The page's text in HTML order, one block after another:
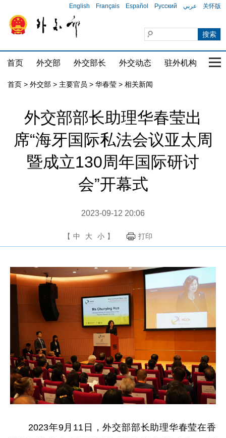
English Français Español Русский عربي 关怀版
首页 外交部 外交部长 外交动态 驻外机构 国
首页 > 外交部 > 主要官员 > 华春莹 > 相关新闻
外交部部长助理华春莹出
席“海牙国际私法会议亚太周
暨成立130周年国际研讨
会”开幕式
2023-09-12 20:06
【 中 大 小 】 打印
2023年9月11日，外交部部长助理华春莹在香